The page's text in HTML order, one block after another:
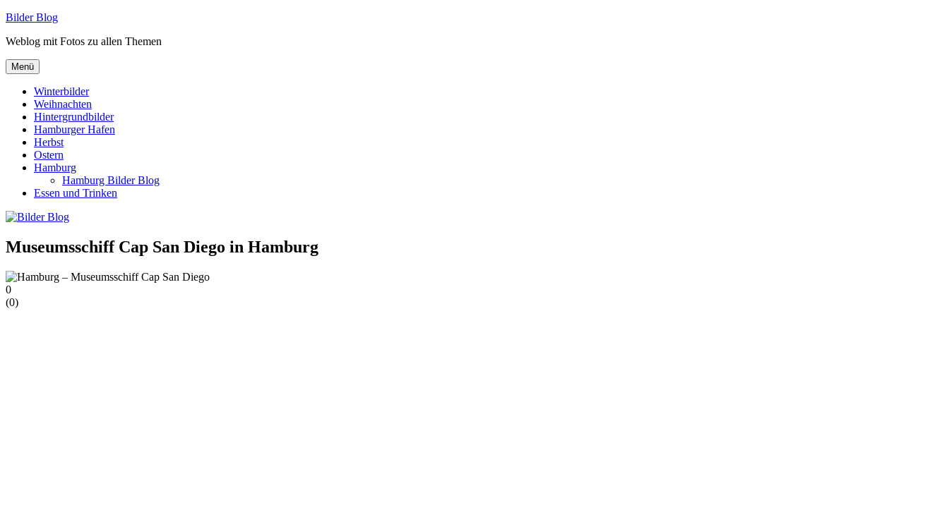
Zum
springen
Bilder Blog
Weblog mit Fotos zu allen Themen
Menü
Winterbilder
Weihnachten
Hintergrundbilder
Hamburger Hafen
Herbst
Ostern
Hamburg
Hamburg Bilder Blog
Essen und Trinken
Museumsschiff Cap San Diego in Hamburg
0
(0)